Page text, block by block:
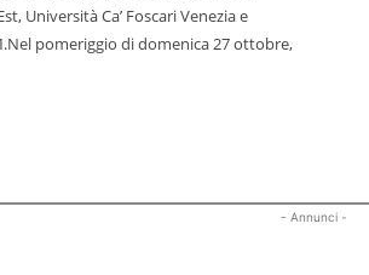
Università Ca’ Foscari Venezia e
pomeriggio di domenica 27 ottobre,
- Annunci -